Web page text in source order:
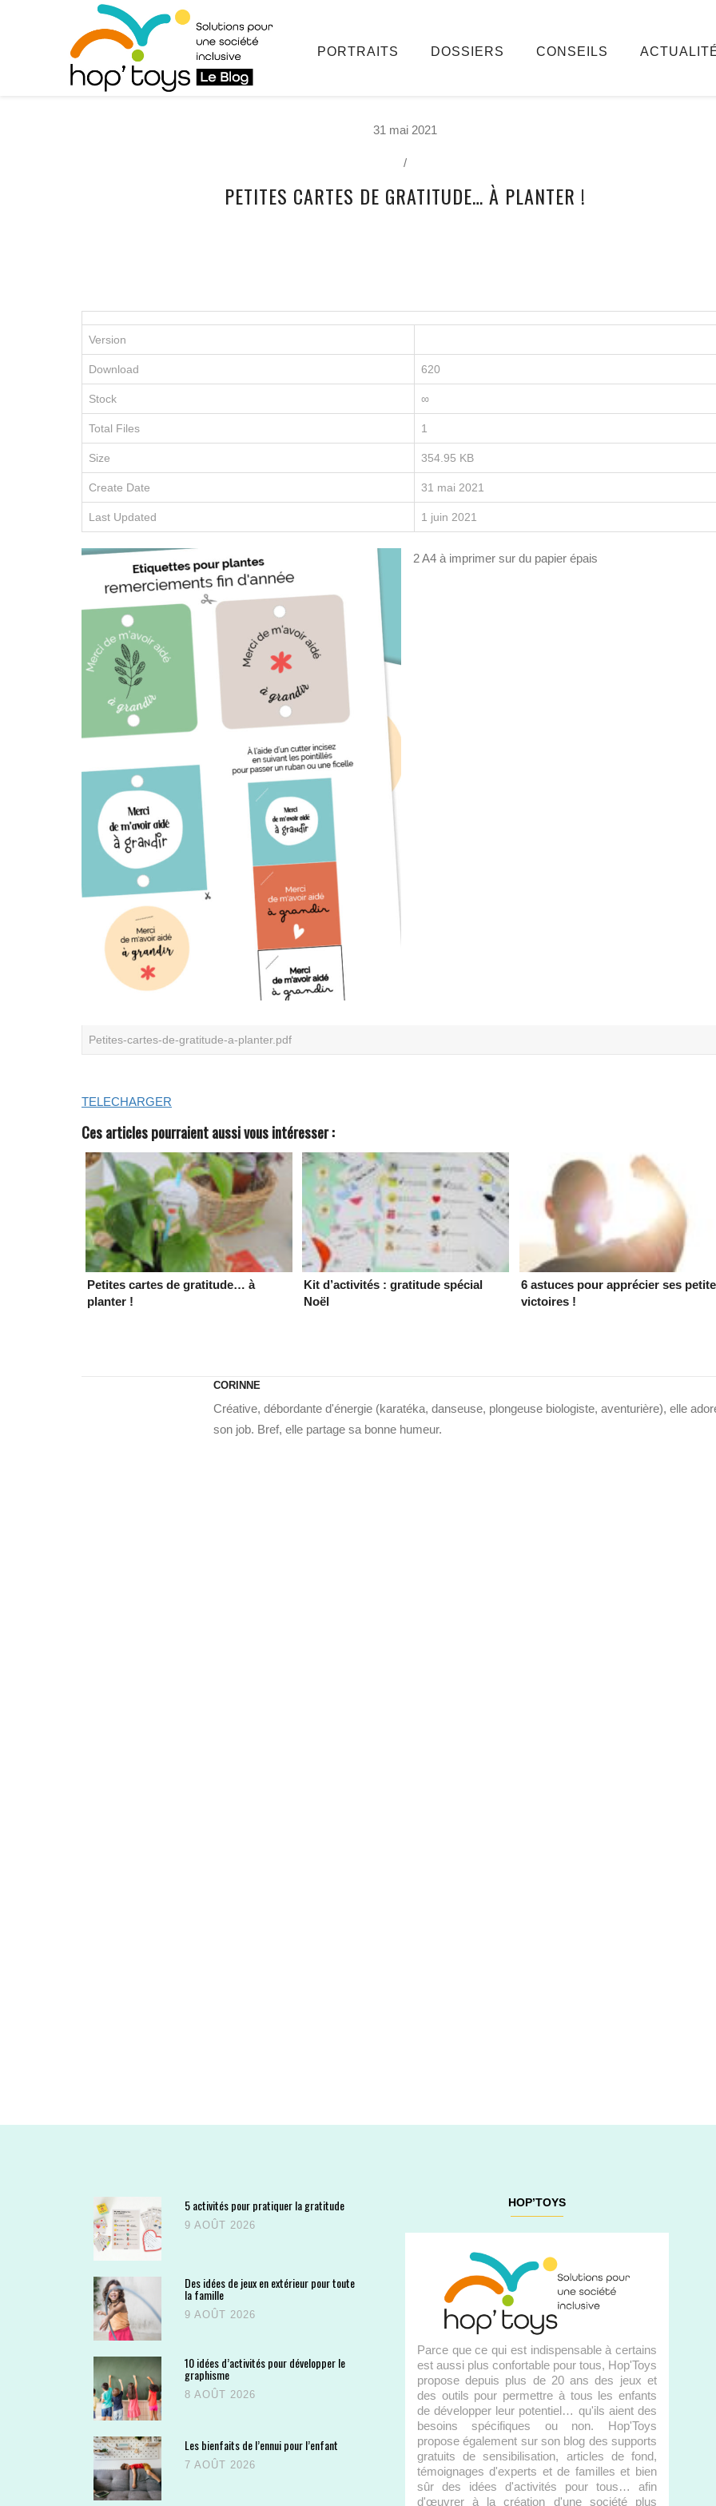
PORTRAITS DOSSIERS CONSEILS
31 mai 2021
/
PETITES CARTES DE GRATITUDE… À PLANTER !
Version
Download 620
Stock ∞
Total Files 1
Size 354.95 KB
Create Date 31 mai 2021
Last Updated 1 juin 2021
2 A4 à imprimer sur du papier épais
Petites-cartes-de-gratitude-a-planter.pdf
TELECHARGER
Ces articles pourraient aussi vous intéresser :
Petites cartes de gratitude… à
planter !
Kit d’activités : gratitude spécial
Noël
6 astuces pour apprécier ses
victoires !
CORINNE
Créative, débordante d'énergie (karatéka, danseuse, plongeuse biologiste, aventurière), elle
son job. Bref, elle partage sa bonne humeur.
5 activités pour pratiquer la gratitude
9 AOÛT 2026
Des idées de jeux en extérieur pour toute
la famille
9 AOÛT 2026
10 idées d’activités pour développer le
graphisme
8 AOÛT 2026
Les bienfaits de l’ennui pour l’enfant
7 AOÛT 2026
HOP’TOYS
Parce que ce qui est indispensable à certains
est aussi plus confortable pour tous, Hop'Toys
propose depuis plus de 20 ans des jeux et
des outils pour permettre à tous les enfants
de développer leur potentiel… qu'ils aient des
besoins spécifiques ou non. Hop'Toys
propose également sur son blog des supports
gratuits de sensibilisation, articles de fond,
témoignages d'experts et de familles et bien
sûr des idées d'activités pour tous… afin
d'œuvrer à la création d'une société plus